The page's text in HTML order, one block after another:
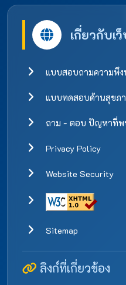
เกี่ยวกับเ
แบบสอบถามความพึง
แบบทดสอบด้านสุขภ
ถาม - ตอบ ปัญหาที่
Privacy Policy
Website Security
Sitemap
ลิงก์ที่เกี่ยวข้อง